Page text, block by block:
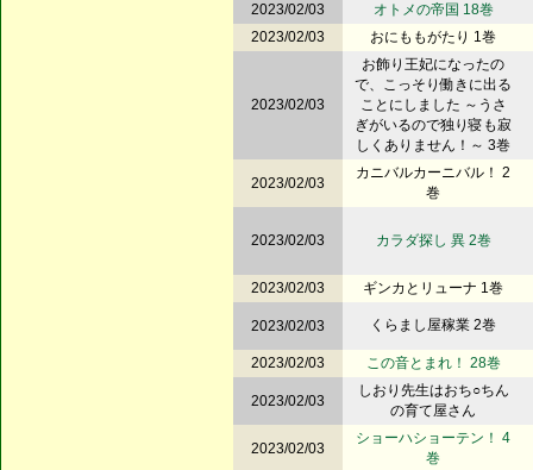
2023/02/03
オトメの帝国 18巻
2023/02/03
おにももがたり 1巻
2023/02/03
お飾り王妃になったの
で、こっそり働きに出る
ことにしました ～うさ
ぎがいるので独り寝も寂
しくありません！～ 3巻
2023/02/03
カニバルカーニバル！ 2
巻
2023/02/03 カラダ探し 異 2巻
2023/02/03 ギンカとリューナ 1巻
2023/02/03 くらまし屋稼業 2巻
2023/02/03 この音とまれ！ 28巻
2023/02/03
しおり先生はおち○ちん
の育て屋さん
2023/02/03
ショーハショーテン！ 4
巻